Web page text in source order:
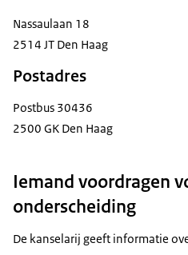
Nassaulaan 18
2514 JT Den Haag
Postadres
Postbus 30436
2500 GK Den Haag
Iemand voordragen
onderscheiding
De kanselarij geeft informatie